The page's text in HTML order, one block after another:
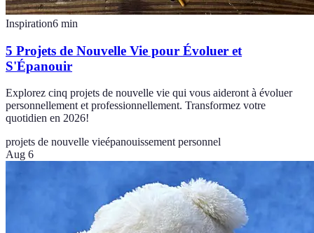
Inspiration6 min
5 Projets de Nouvelle Vie pour Évoluer et
S'Épanouir
Explorez cinq projets de nouvelle vie qui vous aideront à évoluer
personnellement et professionnellement. Transformez votre
quotidien en 2026!
projets de nouvelle vieépanouissement personnel
Aug 6